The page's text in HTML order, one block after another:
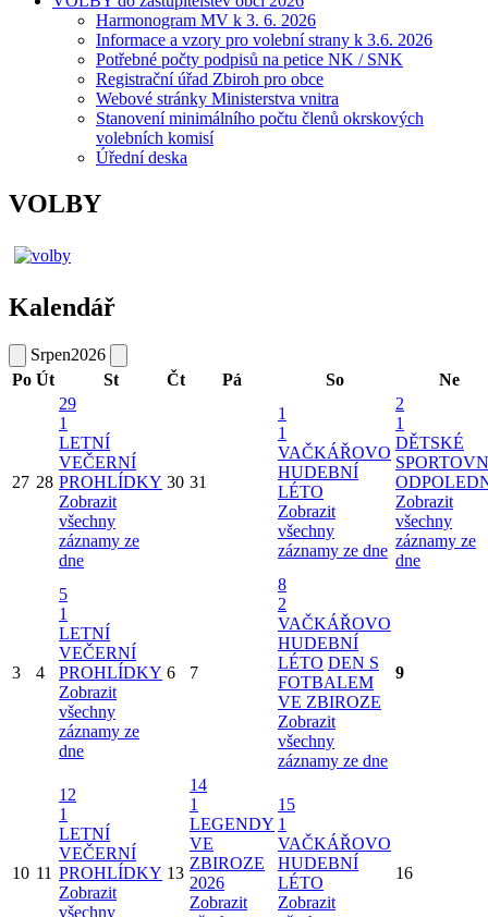
Harmonogram MV k 3. 6. 2026
Informace a vzory pro volební strany k 3.6. 2026
Potřebné počty podpisů na petice NK / SNK
Registrační úřad Zbiroh pro obce
Webové stránky Ministerstva vnitra
Stanovení minimálního počtu členů okrskových
volebních komisí
Úřední deska
VOLBY
Kalendář
Srpen2026
Po Út St Čt Pá So Ne
27 28
29
1
LETNÍ
VEČERNÍ
PROHLÍDKY
Zobrazit
všechny
záznamy ze
dne
30 31
1
1
VAČKÁŘOVO
HUDEBNÍ
LÉTO
Zobrazit
všechny
záznamy ze dne
2
1
DĚTSKÉ
Zobrazit
všechny
záznamy ze
dne
3 4
5
1
LETNÍ
VEČERNÍ
PROHLÍDKY
Zobrazit
všechny
záznamy ze
dne
6 7
8
2
VAČKÁŘOVO
HUDEBNÍ
LÉTO DEN S
FOTBALEM
VE ZBIROZE
Zobrazit
všechny
záznamy ze dne
9
10 11
12
1
LETNÍ
VEČERNÍ
PROHLÍDKY
Zobrazit
všechny
13
14
1
LEGENDY
VE
ZBIROZE
2026
Zobrazit
15
1
VAČKÁŘOVO
HUDEBNÍ
LÉTO
Zobrazit
16